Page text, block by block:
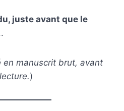
juste avant que le
en manuscrit brut, avant
)